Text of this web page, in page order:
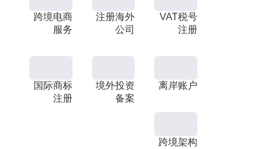
跨境电商
服务
注册海外
公司
VAT税号
注册
国际商标
注册
境外投资
备案
离岸账户
跨境架构